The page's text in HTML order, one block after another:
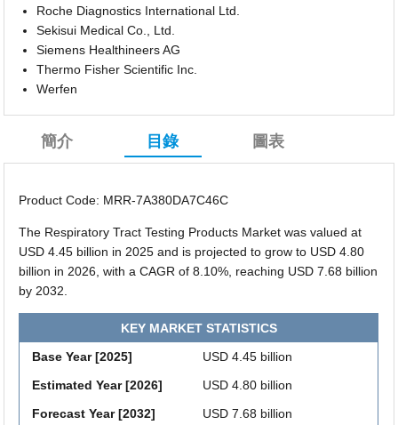
Roche Diagnostics International Ltd.
Sekisui Medical Co., Ltd.
Siemens Healthineers AG
Thermo Fisher Scientific Inc.
Werfen
簡介 目錄 圖表
Product Code: MRR-7A380DA7C46C
The Respiratory Tract Testing Products Market was valued at
USD 4.45 billion in 2025 and is projected to grow to USD 4.80
billion in 2026, with a CAGR of 8.10%, reaching USD 7.68 billion
by 2032.
KEY MARKET STATISTICS
Base Year [2025]
USD 4.45 billion
Estimated Year [2026]
USD 4.80 billion
Forecast Year [2032]
USD 7.68 billion